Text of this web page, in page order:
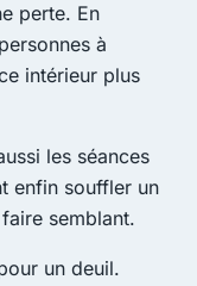
perte. En
à
intérieur plus
les séances
enfin souffler un
semblant.
un deuil.